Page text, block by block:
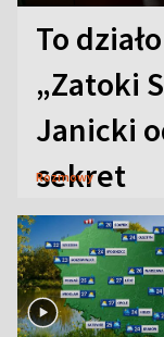
To
„Zatoki
Janicki
sekret
Rozmowy